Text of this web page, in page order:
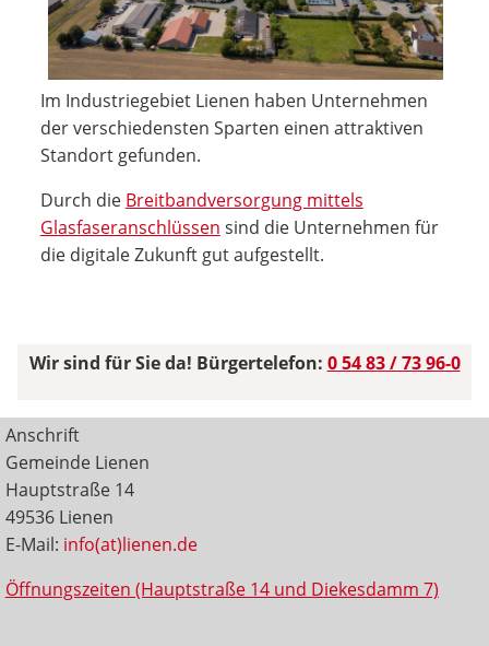
Im Industriegebiet Lienen haben Unternehmen
der verschiedensten Sparten einen attraktiven
Standort gefunden.
Durch die Breitbandversorgung mittels
Glasfaseranschlüssen sind die Unternehmen für
die digitale Zukunft gut aufgestellt.
Wir sind für Sie da! Bürgertelefon: 0 54 83 / 73 96-0
Anschrift
Gemeinde Lienen
Hauptstraße 14
49536 Lienen
E-Mail: info(at)lienen.de
Öffnungszeiten (Hauptstraße 14 und Diekesdamm 7)